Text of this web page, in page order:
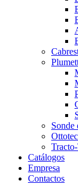
Sonde
Catálogos
Empresa
Contactos